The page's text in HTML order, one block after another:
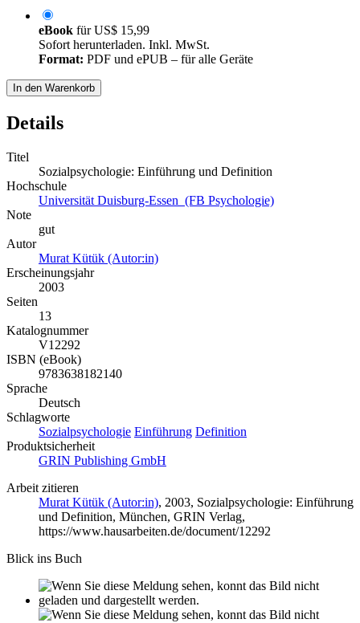
eBook fürUS$ 15,99
Sofort herunterladen. Inkl. MwSt.
Format: PDF und ePUB – für alle Geräte
In den Warenkorb
Details
Titel
Sozialpsychologie: Einführung und Definition
Hochschule
Universität Duisburg-Essen (FB Psychologie)
Note
gut
Autor
Murat Kütük (Autor:in)
Erscheinungsjahr
2003
Seiten
13
Katalognummer
V12292
ISBN (eBook)
9783638182140
Sprache
Deutsch
Schlagworte
Sozialpsychologie Einführung Definition
Produktsicherheit
GRIN Publishing GmbH
Arbeit zitieren
Murat Kütük (Autor:in), 2003, Sozialpsychologie: Einführung
und Definition, München, GRIN Verlag,
https://www.hausarbeiten.de/document/12292
Blick ins Buch